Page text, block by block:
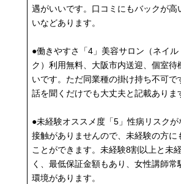
遇がいいです。口コミにもバックが高
いなどあります。
●働きやすさ「4」美容サロン（ネイ
ク）利用無料、大阪市内送迎、個室待
いです。ただ同業種の掛け持ち不可で
話を聞くだけでも大丈夫と記載ありま
●未経験オススメ度「5」性病リスク
接触がありませんので、未経験の方に
ことができます。未経験8割以上と未
く、最低保証金額もあり、女性講師常
環境があります。